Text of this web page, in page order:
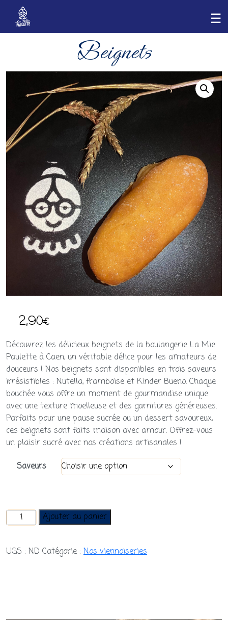
Beignets
2,90€
Découvrez les délicieux beignets de la boulangerie La Mie
Paulette à Caen, un véritable délice pour les amateurs de
douceurs ! Nos beignets sont disponibles en trois saveurs
irrésistibles : Nutella, framboise et Kinder Bueno. Chaque
bouchée vous offre un moment de gourmandise unique
avec une texture moelleuse et des garnitures généreuses.
Parfaits pour une pause sucrée ou un dessert savoureux,
ces beignets sont faits maison avec amour. Offrez-vous
un plaisir sucré avec nos créations artisanales !
Saveurs
quantité
de
Ajouter au panier
UGS : ND Catégorie : Nos viennoiseries